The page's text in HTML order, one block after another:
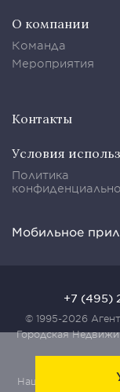
О компании
Команда
Мероприятия
Контакты
Условия
Политика
Мобильное
© 1995-2026
Городская
Наш сайт защищен
+7 (495)